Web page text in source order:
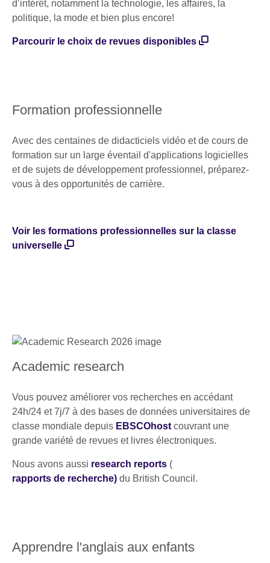
d’intérêt, notamment la technologie, les affaires, la
politique, la mode et bien plus encore!
Parcourir le choix de revues disponibles
Formation professionnelle
Avec des centaines de didacticiels vidéo et de cours de
formation sur un large éventail d'applications logicielles
et de sujets de développement professionnel, préparez-
vous à des opportunités de carrière.
Voir les formations professionnelles sur la classe
universelle
Academic research
Vous pouvez améliorer vos recherches en accédant
24h/24 et 7j/7 à des bases de données universitaires de
classe mondiale depuis EBSCOhost couvrant une
grande variété de revues et livres électroniques.
Nous avons aussi research reports (
rapports de recherche) du British Council.
Apprendre l'anglais aux enfants